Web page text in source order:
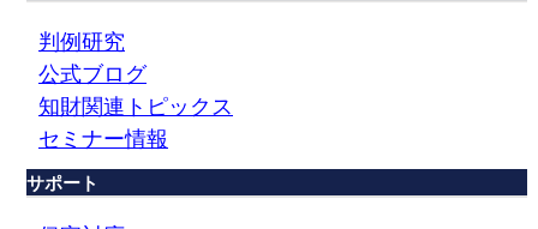
判例研究
公式ブログ
知財関連トピックス
セミナー情報
サポート